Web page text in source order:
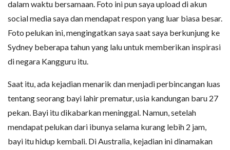
dalam waktu bersamaan. Foto ini pun saya upload di akun
social media saya dan mendapat respon yang luar biasa besar.
Foto pelukan ini, mengingatkan saya saat saya berkunjung ke
Sydney beberapa tahun yang lalu untuk memberikan inspirasi
di negara Kangguru itu.
Saat itu, ada kejadian menarik dan menjadi perbincangan luas
tentang seorang bayi lahir prematur, usia kandungan baru 27
pekan. Bayi itu dikabarkan meninggal. Namun, setelah
mendapat pelukan dari ibunya selama kurang lebih 2 jam,
bayi itu hidup kembali. Di Australia, kejadian ini dinamakan